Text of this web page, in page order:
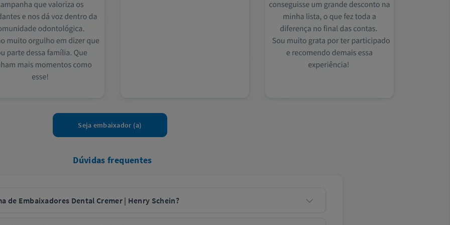
Seja embaixador (a)
Dúvidas frequentes
de Embaixadores Dental Cremer | Henry Schein?